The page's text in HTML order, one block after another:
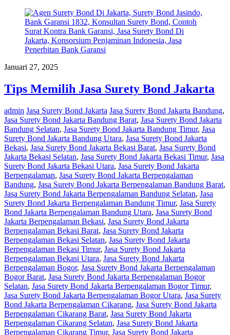
Januari 27, 2025
Tips Memilih Jasa Surety Bond Jakarta
admin Jasa Surety Bond Jakarta Jasa Surety Bond Jakarta Bandung,
Jasa Surety Bond Jakarta Bandung Barat, Jasa Surety Bond Jakarta
Bandung Selatan, Jasa Surety Bond Jakarta Bandung Timur, Jasa
Surety Bond Jakarta Bandung Utara, Jasa Surety Bond Jakarta
Bekasi, Jasa Surety Bond Jakarta Bekasi Barat, Jasa Surety Bond
Jakarta Bekasi Selatan, Jasa Surety Bond Jakarta Bekasi Timur, Jasa
Surety Bond Jakarta Bekasi Utara, Jasa Surety Bond Jakarta
Berpengalaman, Jasa Surety Bond Jakarta Berpengalaman
Bandung, Jasa Surety Bond Jakarta Berpengalaman Bandung Barat,
Jasa Surety Bond Jakarta Berpengalaman Bandung Selatan, Jasa
Surety Bond Jakarta Berpengalaman Bandung Timur, Jasa Surety
Bond Jakarta Berpengalaman Bandung Utara, Jasa Surety Bond
Jakarta Berpengalaman Bekasi, Jasa Surety Bond Jakarta
Berpengalaman Bekasi Barat, Jasa Surety Bond Jakarta
Berpengalaman Bekasi Selatan, Jasa Surety Bond Jakarta
Berpengalaman Bekasi Timur, Jasa Surety Bond Jakarta
Berpengalaman Bekasi Utara, Jasa Surety Bond Jakarta
Berpengalaman Bogor, Jasa Surety Bond Jakarta Berpengalaman
Bogor Barat, Jasa Surety Bond Jakarta Berpengalaman Bogor
Selatan, Jasa Surety Bond Jakarta Berpengalaman Bogor Timur,
Jasa Surety Bond Jakarta Berpengalaman Bogor Utara, Jasa Surety
Bond Jakarta Berpengalaman Cikarang, Jasa Surety Bond Jakarta
Berpengalaman Cikarang Barat, Jasa Surety Bond Jakarta
Berpengalaman Cikarang Selatan, Jasa Surety Bond Jakarta
Berpengalaman Cikarang Timur, Jasa Surety Bond Jakarta